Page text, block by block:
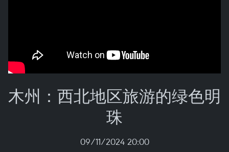
木州：西北地区旅游的绿色明
珠
09/11/2024 20:00